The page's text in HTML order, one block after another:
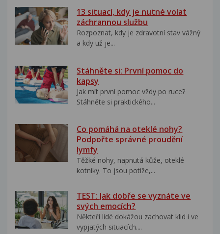
13 situací, kdy je nutné volat
záchrannou službu
Rozpoznat, kdy je zdravotní stav vážný
a kdy už je...
Stáhněte si: První pomoc do
kapsy
Jak mít první pomoc vždy po ruce?
Stáhněte si praktického...
Co pomáhá na oteklé nohy?
Podpořte správné proudění
lymfy
Těžké nohy, napnutá kůže, oteklé
kotníky. To jsou potíže,...
TEST: Jak dobře se vyznáte ve
svých emocích?
Někteří lidé dokážou zachovat klid i ve
vypjatých situacích....